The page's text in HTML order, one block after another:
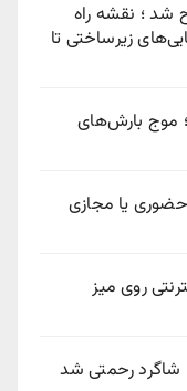
شد ؛ نقشه راه
زیرساختی تا
آینده؛ موج بارش‌های
حضوری یا مجازی
روی میز
شاگرد رحمتی شد